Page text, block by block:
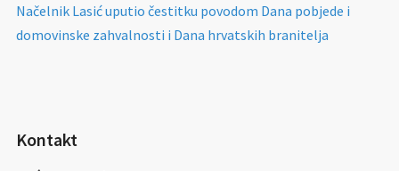
Načelnik Lasić uputio čestitku povodom Dana pobjede i
domovinske zahvalnosti i Dana hrvatskih branitelja
Kontakt